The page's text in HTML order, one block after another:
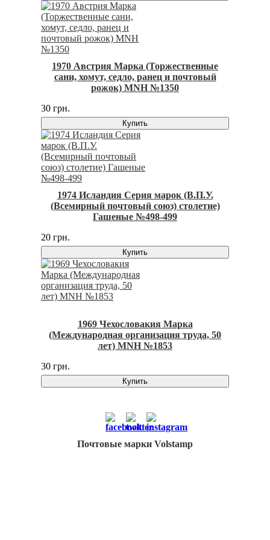
1970 Австрия Марка (Торжественные
сани, хомут, седло, ранец и почтовый
рожок) MNH №1350
30 грн.
Купить
1974 Исландия Серия марок (В.П.У.
(Всемирный почтовый союз) столетие)
Гашеные №498-499
20 грн.
Купить
1969 Чехословакия Марка
(Международная организация труда, 50
лет) MNH №1853
30 грн.
Купить
Почтовые марки Volstamp